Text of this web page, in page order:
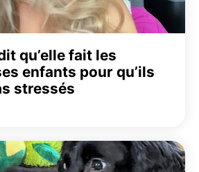
qu’elle fait les
enfants pour qu’ils
stressés